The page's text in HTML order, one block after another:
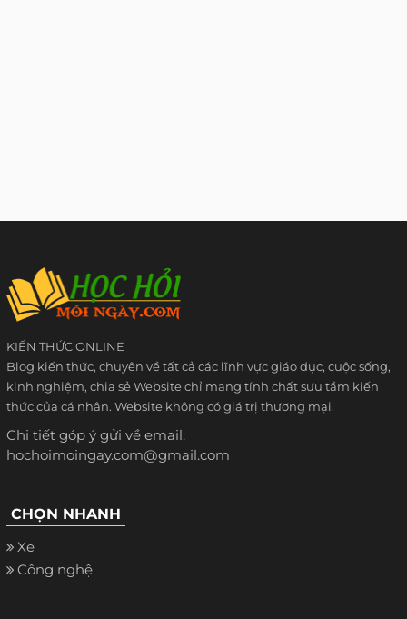
KIẾN THỨC ONLINE
Blog kiến thức, chuyên về tất cả các lĩnh vực giáo dục, cuộc sống,
kinh nghiệm, chia sẻ Website chỉ mang tính chất sưu tầm kiến
thức của cá nhân. Website không có giá trị thương mại.
Chi tiết góp ý gửi về email:
hochoimoingay.com@gmail.com
CHỌN NHANH
Xe
Công nghệ